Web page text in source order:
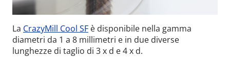
La CrazyMill Cool SF è disponibile nella gamma
diametri da 1 a 8 millimetri e in due diverse
lunghezze di taglio di 3 x d e 4 x d.